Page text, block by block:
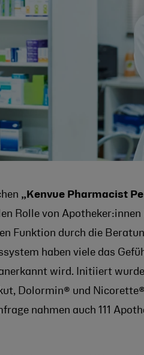
„Kenvue Pharmacist
Rolle von
Funktion durch die
haben viele das
wird. Initiiert
Dolormin® und
nahmen auch 111